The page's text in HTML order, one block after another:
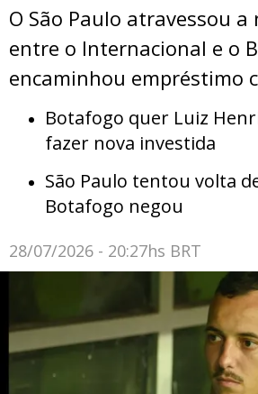
O São Paulo atravessou a
entre o Internacional e o
encaminhou empréstimo
Botafogo quer Luiz
fazer nova investida
São Paulo tentou volta
Botafogo negou
28/07/2026 - 20:27hs BRT